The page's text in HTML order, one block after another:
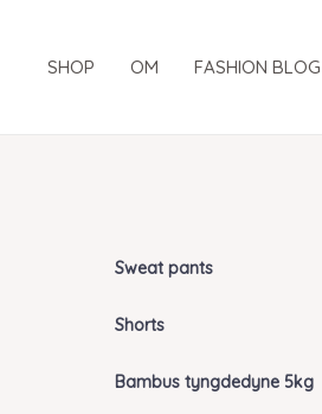
SHOP OM FASHION BLOG
Sweat pants
Shorts
Bambus tyngdedyne 5kg